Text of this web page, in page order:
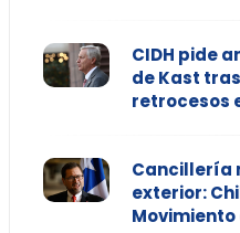
CIDH pide
de Kast
retrocesos
Cancillería
exterior:
Movimiento